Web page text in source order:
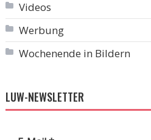
Videos
Werbung
Wochenende in Bildern
LUW-NEWSLETTER